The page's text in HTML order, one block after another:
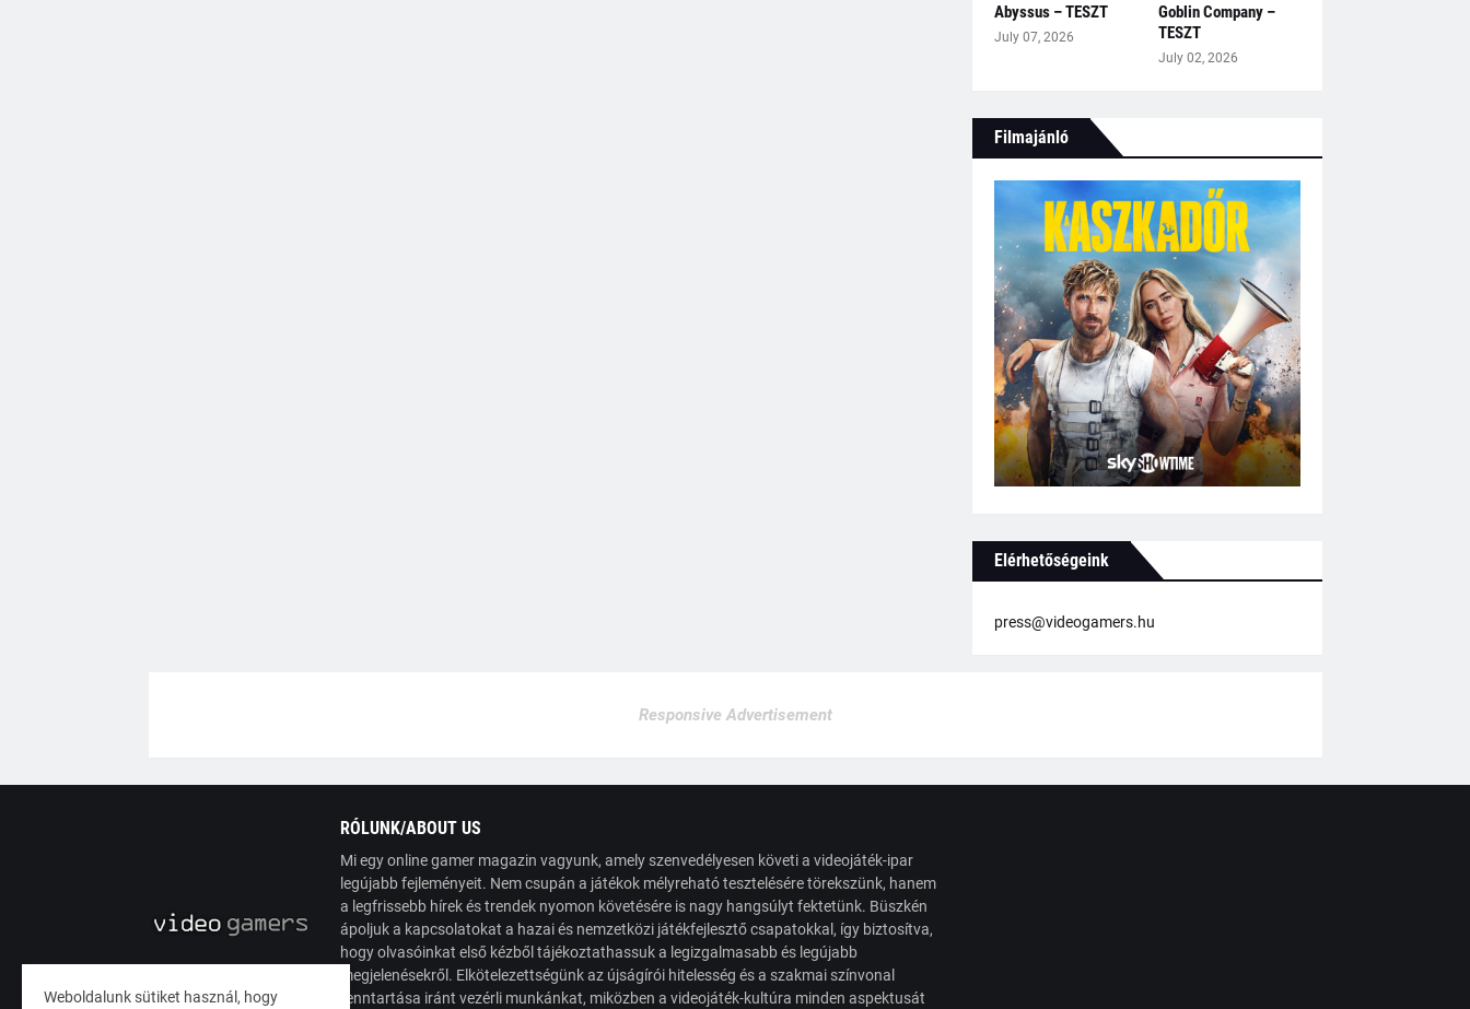
Abyssus – TESZT
July 07, 2026
Goblin Company –
TESZT
July 02, 2026
Filmajánló
Elérhetőségeink
press@videogamers.hu
Responsive Advertisement
RÓLUNK/ABOUT US
Mi egy online gamer magazin vagyunk, amely szenvedélyesen követi a videojáték-ipar
legújabb fejleményeit. Nem csupán a játékok mélyreható tesztelésére törekszünk, hanem
a legfrissebb hírek és trendek nyomon követésére is nagy hangsúlyt fektetünk. Büszkén
ápoljuk a kapcsolatokat a hazai és nemzetközi játékfejlesztő csapatokkal, így biztosítva,
hogy olvasóinkat első kézből tájékoztathassuk a legizgalmasabb és legújabb
megjelenésekről. Elkötelezettségünk az újságírói hitelesség és a szakmai színvonal
fenntartása iránt vezérli munkánkat, miközben a videojáték-kultúra minden aspektusát
Weboldalunk sütiket használ, hogy